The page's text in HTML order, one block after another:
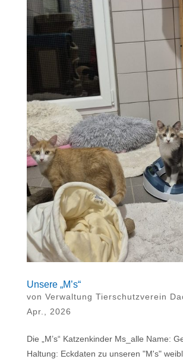
Unsere „M’s“
von Verwaltung Tierschutzverein
Apr., 2026
Die „M’s“ Katzenkinder Ms_alle Name:
Haltung: Eckdaten zu unseren "M's"